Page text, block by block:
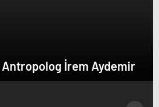
İrem Aydemir